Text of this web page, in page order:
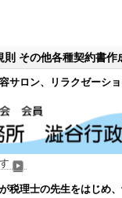
その他各種契約書
サロン、リラクゼーシ
税理士の先生をはじめ